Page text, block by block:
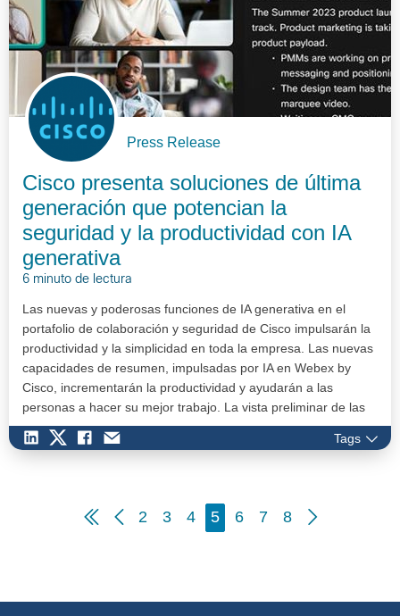
Press Release
Cisco presenta soluciones de última
generación que potencian la
seguridad y la productividad con IA
generativa
6 minuto de lectura
Las nuevas y poderosas funciones de IA generativa en el
portafolio de colaboración y seguridad de Cisco impulsarán la
productividad y la simplicidad en toda la empresa. Las nuevas
capacidades de resumen, impulsadas por IA en Webex by
Cisco, incrementarán la productividad y ayudarán a las
personas a hacer su mejor trabajo. La vista preliminar de las
nuevas…
Tags
2 3 4 5 6 7 8